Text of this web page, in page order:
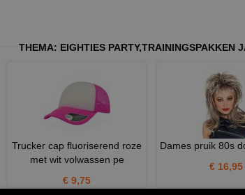
THEMA: EIGHTIES PARTY,TRAININGSPAKKEN
Trucker cap fluoriserend roze
met wit volwassen pe
€ 9,75
Dames pruik 80s
€ 16,95